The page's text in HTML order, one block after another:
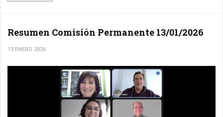
Resumen Comisión Permanente 13/01/2026
13 ENERO 2026